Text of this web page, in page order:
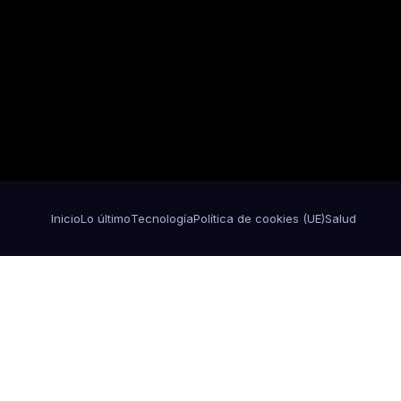
InicioLo últimoTecnologíaPolítica de cookies (UE)Salud